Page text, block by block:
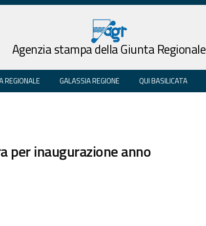
Agenzia stampa della Giunta Regionale
REGIONALE GALASSIA REGIONE QUI BASILICATA
per inaugurazione anno